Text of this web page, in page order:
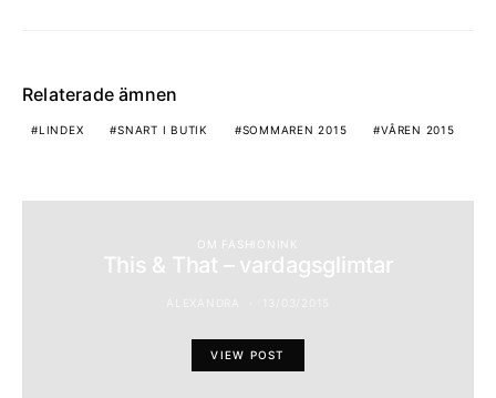
Relaterade ämnen
LINDEX SNART I BUTIK SOMMAREN 2015 VÅREN 2015
OM FASHIONINK
This & That – vardagsglimtar
VIEW POST